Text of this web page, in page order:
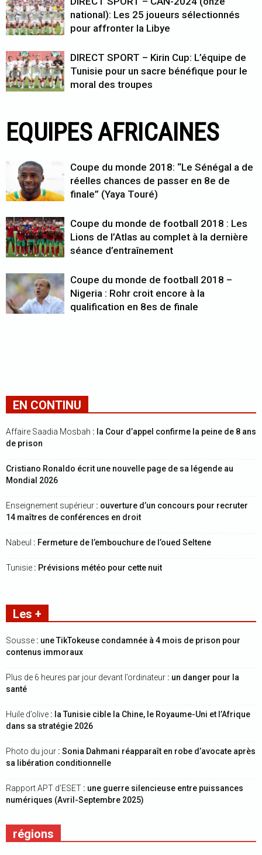
national): Les 25 joueurs sélectionnés
pour affronter la Libye
DIRECT SPORT – Kirin Cup: L’équipe de
Tunisie pour un sacre bénéfique pour le
moral des troupes
EQUIPES AFRICAINES
Coupe du monde 2018: “Le Sénégal a de
réelles chances de passer en 8e de
finale” (Yaya Touré)
Coupe du monde de football 2018 : Les
Lions de l’Atlas au complet à la dernière
séance d’entraînement
Coupe du monde de football 2018 –
Nigeria : Rohr croit encore à la
qualification en 8es de finale
EN CONTINU
Affaire Saadia Mosbah : la Cour d’appel confirme la peine de 8 ans
de prison
Cristiano Ronaldo écrit une nouvelle page de sa légende au
Mondial 2026
Enseignement supérieur : ouverture d’un concours pour recruter
14 maîtres de conférences en droit
Nabeul : Fermeture de l’embouchure de l’oued Seltene
Tunisie : Prévisions météo pour cette nuit
Les +
Sousse : une TikTokeuse condamnée à 4 mois de prison pour
contenus immoraux
Plus de 6 heures par jour devant l’ordinateur : un danger pour la
santé
Huile d’olive : la Tunisie cible la Chine, le Royaume-Uni et l’Afrique
dans sa stratégie 2026
Photo du jour : Sonia Dahmani réapparaît en robe d’avocate après
sa libération conditionnelle
Rapport APT d’ESET : une guerre silencieuse entre puissances
numériques (Avril-Septembre 2025)
régions